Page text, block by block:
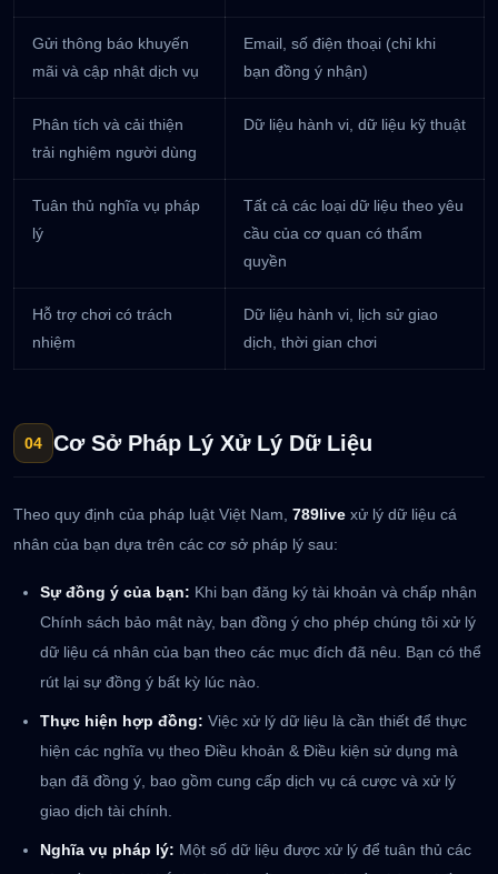
Gửi thông báo khuyến
mãi và cập nhật dịch vụ
Email, số điện thoại (chỉ khi
bạn đồng ý nhận)
Phân tích và cải thiện
trải nghiệm người dùng
Dữ liệu hành vi, dữ liệu kỹ thuật
Tuân thủ nghĩa vụ pháp
lý
Tất cả các loại dữ liệu theo yêu
cầu của cơ quan có thẩm
quyền
Hỗ trợ chơi có trách
nhiệm
Dữ liệu hành vi, lịch sử giao
dịch, thời gian chơi
04 Cơ Sở Pháp Lý Xử Lý Dữ Liệu
Theo quy định của pháp luật Việt Nam, 789live xử lý dữ liệu cá
nhân của bạn dựa trên các cơ sở pháp lý sau:
Sự đồng ý của bạn: Khi bạn đăng ký tài khoản và chấp nhận
Chính sách bảo mật này, bạn đồng ý cho phép chúng tôi xử lý
dữ liệu cá nhân của bạn theo các mục đích đã nêu. Bạn có thể
rút lại sự đồng ý bất kỳ lúc nào.
Thực hiện hợp đồng: Việc xử lý dữ liệu là cần thiết để thực
hiện các nghĩa vụ theo Điều khoản & Điều kiện sử dụng mà
bạn đã đồng ý, bao gồm cung cấp dịch vụ cá cược và xử lý
giao dịch tài chính.
Nghĩa vụ pháp lý: Một số dữ liệu được xử lý để tuân thủ các